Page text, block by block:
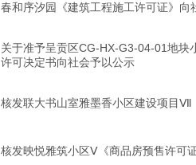
春和序汐园《建筑工程施工许可证》向
关于准予呈贡区CG-HX-G3-04-01地块
许可决定书向社会予以公示
核发联大书山室雅墨香小区建设项目Ⅶ
核发映悦雅筑小区Ⅴ《商品房预售许可